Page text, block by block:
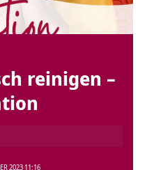
reinigen –
2023 11:16